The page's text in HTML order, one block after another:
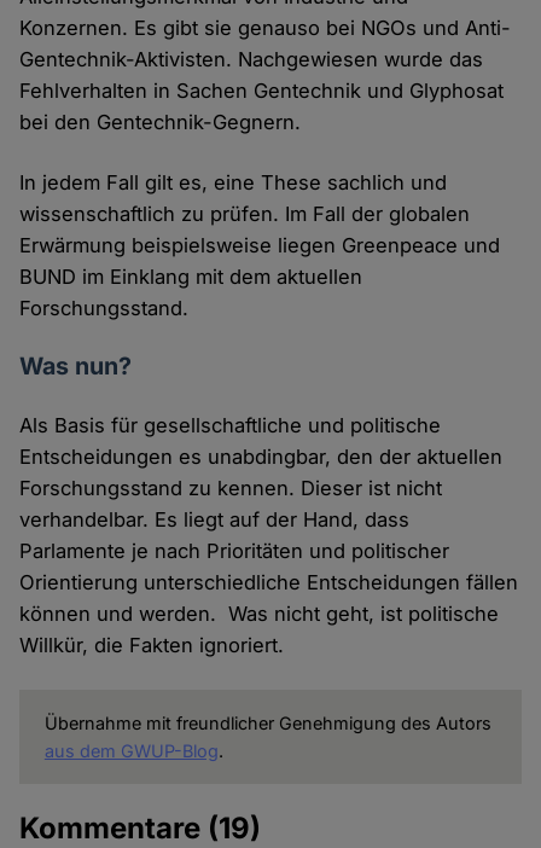
Konzernen. Es gibt sie genauso bei NGOs und Anti-
Gentechnik-Aktivisten. Nachgewiesen wurde das
Fehlverhalten in Sachen Gentechnik und Glyphosat
bei den Gentechnik-Gegnern.
In jedem Fall gilt es, eine These sachlich und
wissenschaftlich zu prüfen. Im Fall der globalen
Erwärmung beispielsweise liegen Greenpeace und
BUND im Einklang mit dem aktuellen
Forschungsstand.
Was nun?
Als Basis für gesellschaftliche und politische
Entscheidungen es unabdingbar, den der aktuellen
Forschungsstand zu kennen. Dieser ist nicht
verhandelbar. Es liegt auf der Hand, dass
Parlamente je nach Prioritäten und politischer
Orientierung unterschiedliche Entscheidungen fällen
können und werden. Was nicht geht, ist politische
Willkür, die Fakten ignoriert.
Übernahme mit freundlicher Genehmigung des Autors
aus dem GWUP-Blog.
Kommentare (19)